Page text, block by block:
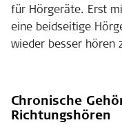
für Hörgeräte. Erst
eine beidseitige
wieder besser hören
Chronische
Richtungshören